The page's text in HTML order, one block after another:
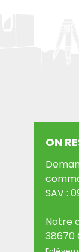
ON
SAV :
Notre
38670